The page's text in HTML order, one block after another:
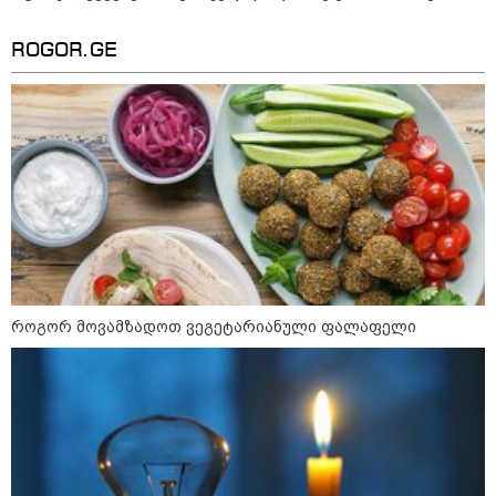
ბერუაშვილს ბრალდება
წარედგინათ - რამდენ წლიანი
პატიმრობა ემუქრებათ
არასრულწლოვნებს?
რა გახდა “სამგორის” მეტროში
სტუდენტის გარდაცვალების
მიზეზი - ცნობილია ექსპერტიზის
პასუხი
ROGOR.GE
როგორ მოვამზადოთ ვეგეტარიანული ფალაფელი